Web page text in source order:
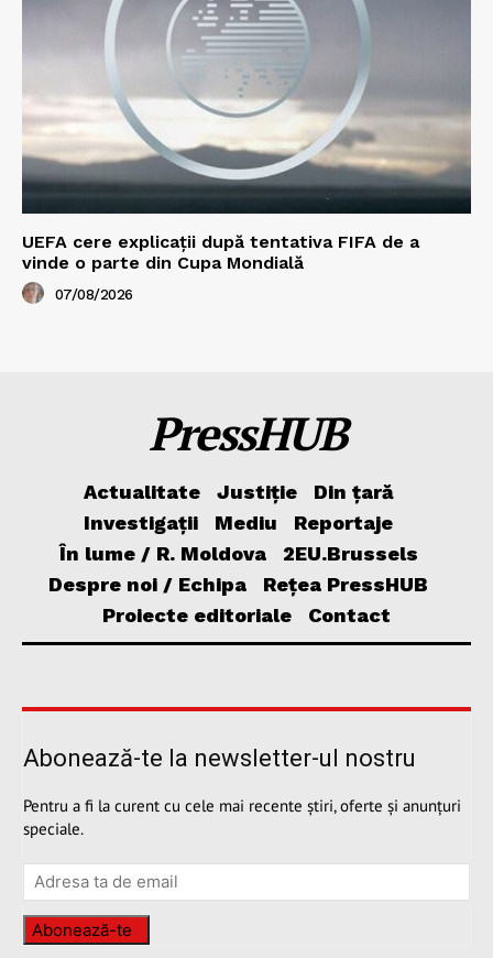
UEFA cere explicații după tentativa FIFA de a
vinde o parte din Cupa Mondială
07/08/2026
PressHUB
Actualitate Justiție
Din țară
Investigații
Mediu
Reportaje
În lume / R. Moldova
2EU.Brussels
Despre noi / Echipa
Rețea PressHUB
Proiecte editoriale
Contact
Abonează-te la newsletter-ul nostru
Pentru a fi la curent cu cele mai recente știri, oferte și anunțuri
speciale.
Abonează-te